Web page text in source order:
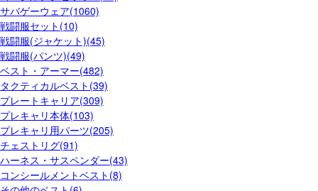
サバゲーウェア(1060)
戦闘服セット(10)
戦闘服(ジャケット)(45)
戦闘服(パンツ)(49)
ベスト・アーマー(482)
タクティカルベスト(39)
プレートキャリア(309)
プレキャリ本体(103)
プレキャリ用パーツ(205)
チェストリグ(91)
ハーネス・サスペンダー(43)
コンシールメントベスト(8)